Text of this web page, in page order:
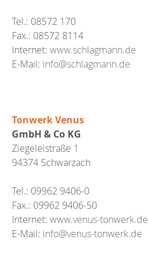
Tel.: 08572 170
Fax.: 08572 8114
Internet: www.schlagmann.de
E-Mail: info@schlagmann.de
Tonwerk Venus
GmbH & Co KG
Ziegeleistraße 1
94374 Schwarzach
Tel.: 09962 9406-0
Fax.: 09962 9406-50
Internet: www.venus-tonwerk.de
E-Mail: info@venus-tonwerk.de